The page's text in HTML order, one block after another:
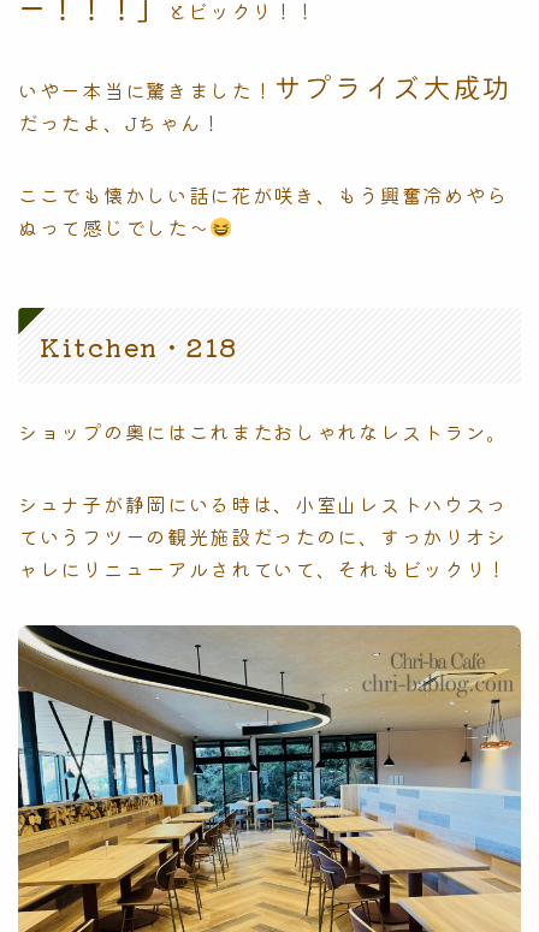
とビックリ！！
いやー本当に驚きました！ サプライズ大成功
だったよ、Jちゃん！
ここでも懐かしい話に花が咲き、もう興奮冷めやら
ぬって感じでした〜
Kitchen・218
ショップの奥にはこれまたおしゃれなレストラン。
シュナ子が静岡にいる時は、小室山レストハウスっ
ていうフツーの観光施設だったのに、すっかりオシ
ャレにリニューアルされていて、それもビックリ！